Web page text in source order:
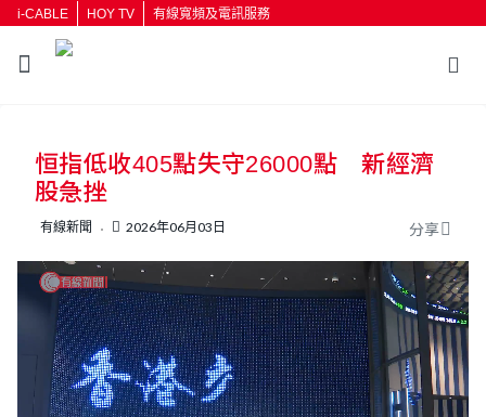
i-CABLE HOY TV 有線寬頻及電訊服務
按輸入鍵開始搜尋
恒指低收405點失守26000點 新經濟
股急挫
有線新聞 2026年06月03日 分享